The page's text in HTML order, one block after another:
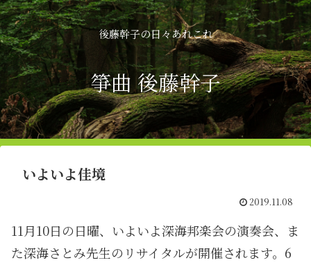
後藤幹子の日々あれこれ
箏曲 後藤幹子
いよいよ佳境
2019.11.08
11月10日の日曜、いよいよ深海邦楽会の演奏会、ま
た深海さとみ先生のリサイタルが開催されます。6